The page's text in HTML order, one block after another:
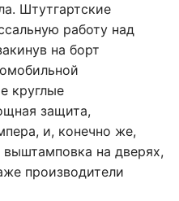
Штутгартские
работу над
на борт
круглые
защита,
и, конечно же,
выштамповка на дверях,
производители